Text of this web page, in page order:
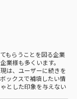
もらうことを図る企業
業様も多くいます。
は、ユーザーに続きを
ックスで補填したい情
とした印象を与えない